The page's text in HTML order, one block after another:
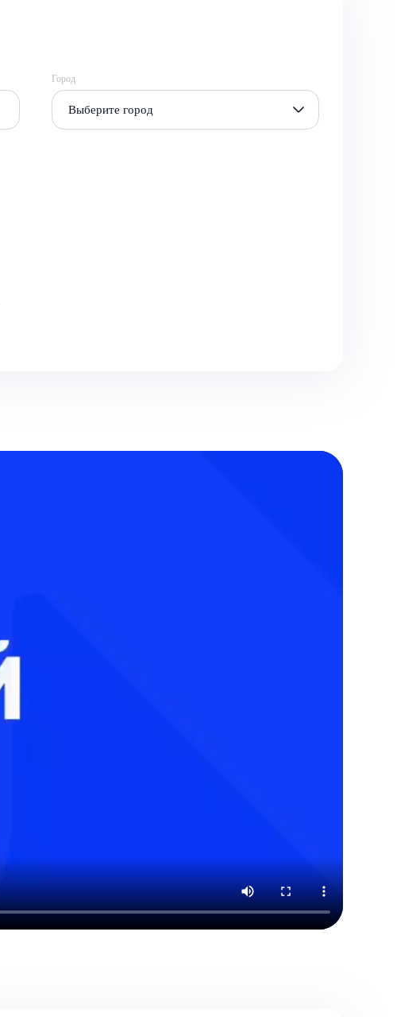
Город
Выберите город